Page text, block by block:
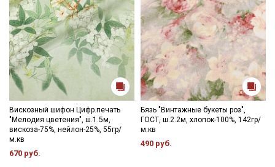
Вискозный шифон Цифр.печать
"Мелодия цветения", ш.1.5м,
вискоза-75%, нейлон-25%, 55гр/
м.кв
670 руб.
Бязь "Винтажные букеты роз",
ГОСТ, ш.2.2м, хлопок-100%, 142гр/
м.кв
490 руб.